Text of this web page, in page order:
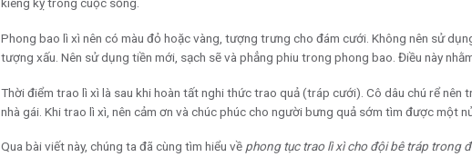
kiêng kỵ trong cuộc sống.
Phong bao lì xì nên có màu đỏ hoặc vàng, tượng trưng cho đám cưới. Không nên sử
tượng xấu. Nên sử dụng tiền mới, sạch sẽ và phẳng phiu trong phong bao. Điều này
Thời điểm trao lì xì là sau khi hoàn tất nghi thức trao quả (tráp cưới). Cô dâu chú rể nên
nhà gái. Khi trao lì xì, nên cảm ơn và chúc phúc cho người bưng quả sớm tìm được một
Qua bài viết này, chúng ta đã cùng tìm hiểu về phong tục trao lì xì cho đội bê tráp trong